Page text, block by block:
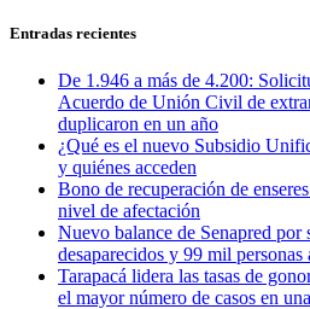
Entradas recientes
De 1.946 a más de 4.200:
Acuerdo de Unión Civil de
duplicaron en un año
¿Qué es el nuevo Subsidio
y quiénes acceden
Bono de recuperación de
nivel de afectación
Nuevo balance de Senapred por
desaparecidos y 99 mil personas
Tarapacá lidera las tasas de
el mayor número de casos en